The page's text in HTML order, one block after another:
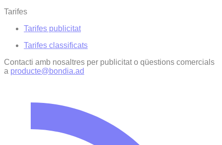
Tarifes
Tarifes publicitat
Tarifes classificats
Contacti amb nosaltres per publicitat o qüestions comercials
a producte@bondia.ad